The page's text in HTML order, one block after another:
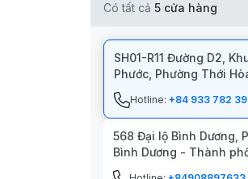
Có tất cả 5 cửa hàng
SH01-R11 Đường D2,
Phước, Phường Thới
Thành phố Bến Cát
Hotline: +84 933 782
568 Đại lộ Bình Dương,
Bình Dương - Thành